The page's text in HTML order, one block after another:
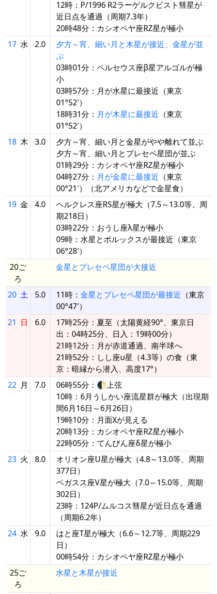
12時：P/1996 R2ラーゲルクビスト彗星が
近日点を通過（周期7.3年）
20時48分：カシオペヤ座RZ星が極小
17 水 2.0
夕方～宵、細い月と木星が接近、金星が並
ぶ
03時01分：ペルセウス座β星アルゴルが極
小
03時57分：月が水星に最接近（東京
01°52′）
18時31分： 月が木星に最接近 （東京
01°52′）
18 木 3.0
夕方～宵、細い月と金星がやや離れて並ぶ
夕方～宵、細い月とプレセペ星団が並ぶ
01時29分：カシオペヤ座RZ星が極小
04時27分： 月が金星に最接近 （東京
00°21′）（北アメリカなどで金星食）
19 金 4.0
ヘルクレス座RS星が極大（7.5～13.0等、周
期218日）
03時22分：おうし座λ星が極小
09時：水星とポルックスが最接近（東京
06°28′）
20ご
ろ
金星とプレセペ星団が大接近
20 土 5.0 11時： 金星とプレセペ星団が最接近 （東京
00°47′）
21 日 6.0
17時25分：夏至（太陽黄経90°、東京日
出：04時25分、日入：19時00分）
21時12分：月が赤道通過、南半球へ
21時52分：しし座υ星（4.3等）の食（東
京：暗縁から潜入、高度17°）
22 月 7.0
06時55分：🌓上弦
10時：6月うしかい座流星群が極大（出現期
間6月16日～6月26日）
19時10分：月面Xが見える
20時13分：カシオペヤ座RZ星が極小
22時05分：てんびん座δ星が極小
23 火 8.0
オリオン座U星が極大（4.8～13.0等、周期
377日）
ペガスス座V星が極大（7.0～15.0等、周期
302日）
23時：124P/ムルコス彗星が近日点を通過
（周期6.2年）
24 水 9.0
はと座T星が極大（6.6～12.7等、周期229
日）
00時54分：カシオペヤ座RZ星が極小
25ご
ろ
水星と木星が接近